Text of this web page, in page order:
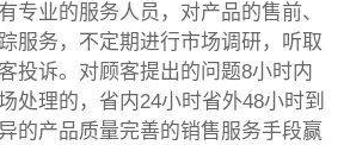
专业的服务人员，对产品的售前、
服务，不定期进行市场调研，听取
投诉。对顾客提出的问题8小时内
处理的，省内24小时省外48小时到
的产品质量完善的销售服务手段赢